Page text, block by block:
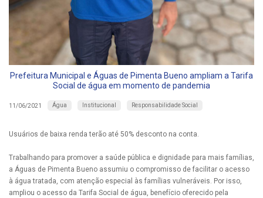
Prefeitura Municipal e Águas de Pimenta Bueno ampliam a Tarifa
Social de água em momento de pandemia
11/06/2021 Água Institucional Responsabilidade Social
Usuários de baixa renda terão até 50% desconto na conta.
Trabalhando para promover a saúde pública e dignidade para mais famílias,
a Águas de Pimenta Bueno assumiu o compromisso de facilitar o acesso
à água tratada, com atenção especial às famílias vulneráveis. Por isso,
ampliou o acesso da Tarifa Social de água, benefício oferecido pela